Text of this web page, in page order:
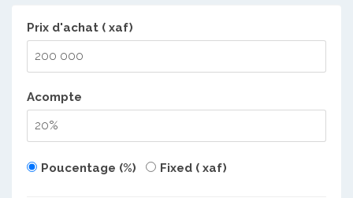
Prix d'achat ( xaf)
Acompte
Poucentage (%) Fixed ( xaf)